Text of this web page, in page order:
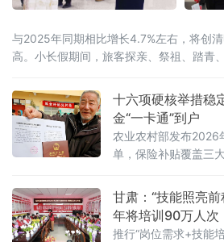
与2025年同期相比增长4.7%左右，将创
高。小长假期间，旅客探亲、祭祖、踏青
十六项硬核举措稳
金“一卡通”到户
农业农村部发布2026
单，保险补贴覆盖三
央财政强农惠农富农
实施的16项财政支持
过“一卡通”直接兑付
甘肃：“技能照亮
年将培训90万人次
推行“岗位需求+技能